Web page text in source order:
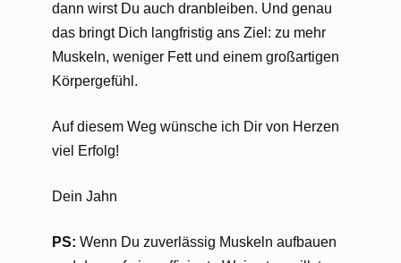
dann wirst Du auch dranbleiben. Und genau
das bringt Dich langfristig ans Ziel: zu mehr
Muskeln, weniger Fett und einem großartigen
Körpergefühl.
Auf diesem Weg wünsche ich Dir von Herzen
viel Erfolg!
Dein Jahn
PS: Wenn Du zuverlässig Muskeln aufbauen